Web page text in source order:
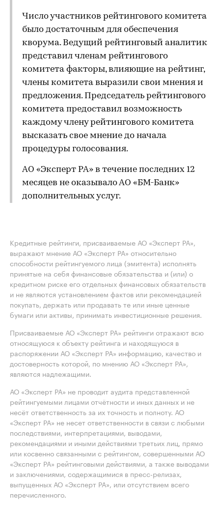
Число участников рейтингового комитета
было достаточным для обеспечения
кворума. Ведущий рейтинговый аналитик
представил членам рейтингового
комитета факторы, влияющие на рейтинг,
члены комитета выразили свои мнения и
предложения. Председатель рейтингового
комитета предоставил возможность
каждому члену рейтингового комитета
высказать свое мнение до начала
процедуры голосования.
АО «Эксперт РА» в течение последних 12
месяцев не оказывало АО «БМ-Банк»
дополнительных услуг.
Кредитные рейтинги, присваиваемые АО «Эксперт РА»,
выражают мнение АО «Эксперт РА» относительно
способности рейтингуемого лица (эмитента) исполнять
принятые на себя финансовые обязательства и (или) о
кредитном риске его отдельных финансовых обязательств
и не являются установлением фактов или рекомендацией
покупать, держать или продавать те или иные ценные
бумаги или активы, принимать инвестиционные решения.
Присваиваемые АО «Эксперт РА» рейтинги отражают всю
относящуюся к объекту рейтинга и находящуюся в
распоряжении АО «Эксперт РА» информацию, качество и
достоверность которой, по мнению АО «Эксперт РА»,
являются надлежащими.
АО «Эксперт РА» не проводит аудита представленной
рейтингуемыми лицами отчётности и иных данных и не
несёт ответственность за их точность и полноту. АО
«Эксперт РА» не несет ответственности в связи с любыми
последствиями, интерпретациями, выводами,
рекомендациями и иными действиями третьих лиц, прямо
или косвенно связанными с рейтингом, совершенными АО
«Эксперт РА» рейтинговыми действиями, а также выводами
и заключениями, содержащимися в пресс-релизах,
выпущенных АО «Эксперт РА», или отсутствием всего
перечисленного.